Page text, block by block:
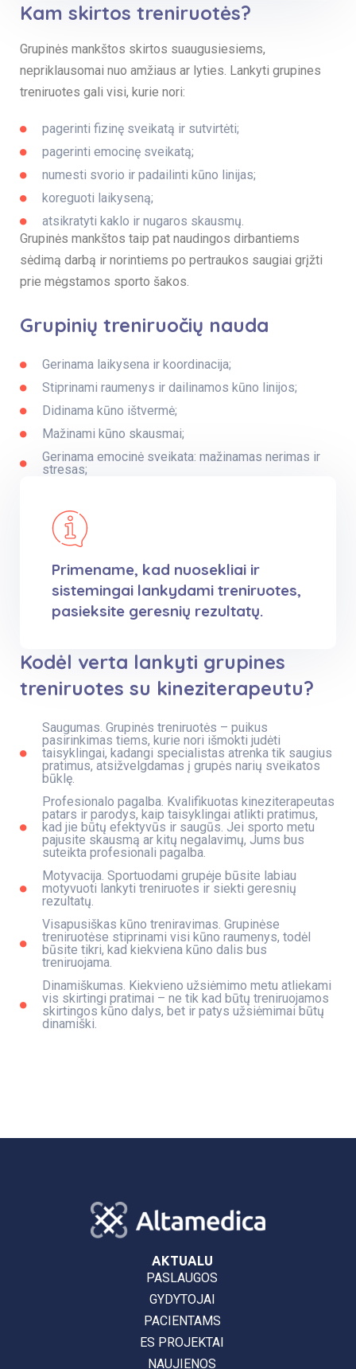
Kam skirtos treniruotės?
Grupinės mankštos skirtos suaugusiesiems,
nepriklausomai nuo amžiaus ar lyties. Lankyti grupines
treniruotes gali visi, kurie nori:
pagerinti fizinę sveikatą ir sutvirtėti;
pagerinti emocinę sveikatą;
numesti svorio ir padailinti kūno linijas;
koreguoti laikyseną;
atsikratyti kaklo ir nugaros skausmų.
Grupinės mankštos taip pat naudingos dirbantiems
sėdimą darbą ir norintiems po pertraukos saugiai grįžti
prie mėgstamos sporto šakos.
Grupinių treniruočių nauda
Gerinama laikysena ir koordinacija;
Stiprinami raumenys ir dailinamos kūno linijos;
Didinama kūno ištvermė;
Mažinami kūno skausmai;
Gerinama emocinė sveikata: mažinamas nerimas ir
stresas;
Primename, kad nuosekliai ir
sistemingai lankydami treniruotes,
pasieksite geresnių rezultatų.
Kodėl verta lankyti grupines
treniruotes su kineziterapeutu?
Saugumas. Grupinės treniruotės – puikus
pasirinkimas tiems, kurie nori išmokti judėti
taisyklingai, kadangi specialistas atrenka tik saugius
pratimus, atsižvelgdamas į grupės narių sveikatos
būklę.
Profesionalo pagalba. Kvalifikuotas kineziterapeutas
patars ir parodys, kaip taisyklingai atlikti pratimus,
kad jie būtų efektyvūs ir saugūs. Jei sporto metu
pajusite skausmą ar kitų negalavimų, Jums bus
suteikta profesionali pagalba.
Motyvacija. Sportuodami grupėje būsite labiau
motyvuoti lankyti treniruotes ir siekti geresnių
rezultatų.
Visapusiškas kūno treniravimas. Grupinėse
treniruotėse stiprinami visi kūno raumenys, todėl
būsite tikri, kad kiekviena kūno dalis bus
treniruojama.
Dinamiškumas. Kiekvieno užsiėmimo metu atliekami
vis skirtingi pratimai – ne tik kad būtų treniruojamos
skirtingos kūno dalys, bet ir patys užsiėmimai būtų
dinamiški.
AKTUALU
PASLAUGOS
GYDYTOJAI
PACIENTAMS
ES PROJEKTAI
NAUJIENOS